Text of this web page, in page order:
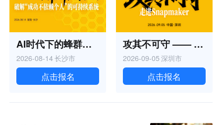
AI时代下的蜂群组织丨马蹄研学
2026-08-14长沙市
点击报名
攻其不可守 —— 走进Snapmaker丨马蹄研学
2026-09-05深圳市
点击报名